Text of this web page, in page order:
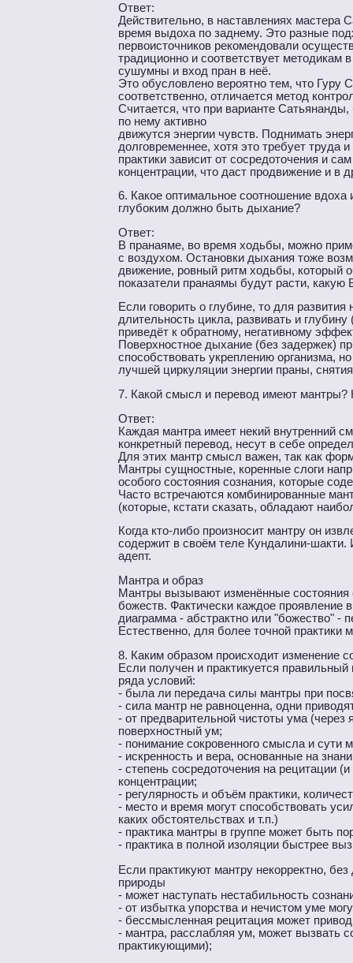
Ответ:
Действительно, в наставлениях мастера
время выдоха по заднему. Это разные
первоисточников рекомендовали
традиционно и соответствует методикам
сушумны и вход пран в неё.
Это обусловлено вероятно тем, что Гуру
соответственно, отличается метод
Считается, что при варианте
по нему активно
движутся энергии чувств. Поднимать
долговременнее, хотя это требует труда
практики зависит от сосредоточения и
концентрации, что даст продвижение и в
6. Какое оптимальное соотношение вдоха
глубоким должно быть дыхание?
Ответ:
В пранаяме, во время ходьбы, можно
с воздухом. Остановки дыхания тоже
движение, ровный ритм ходьбы, который
показатели пранаямы будут расти,
Если говорить о глубине, то для
длительность цикла, развивать и
приведёт к обратному, негативному
Поверхностное дыхание (без задержек)
способствовать укреплению организма,
лучшей циркуляции энергии праны,
7. Какой смысл и перевод имеют мантры?
Ответ:
Каждая мантра имеет некий внутренний
конкретный перевод, несут в себе
Для этих мантр смысл важен, так как
Мантры сущностные, коренные слоги
особого состояния сознания, которые
Часто встречаются комбинированные
(которые, кстати сказать, обладают
Когда кто-либо произносит мантру он
содержит в своём теле Кундалини-
адепт.
Мантра и образ
Мантры вызывают изменённые состояния
божеств. Фактически каждое проявление
диаграмма - абстрактно или "божество" -
Естественно, для более точной практики
8. Каким образом происходит изменение
Если получен и практикуется
ряда условий:
- была ли передача силы мантры при
- сила мантр не равноценна, одни
- от предварительной чистоты ума (через
поверхностный ум;
- понимание сокровенного смысла и сути
- искренность и вера, основанные на
- степень сосредоточения на рецитации
концентрации;
- регулярность и объём практики,
- место и время могут способствовать
каких обстоятельствах и т.п.)
- практика мантры в группе может быть
- практика в полной изоляции быстрее
Если практикуют мантру некорректно,
природы
- может наступать нестабильность
- от избытка упорства и нечистом уме
- бессмысленная рецитация может
- мантра, расслабляя ум, может вызвать
практикующими);